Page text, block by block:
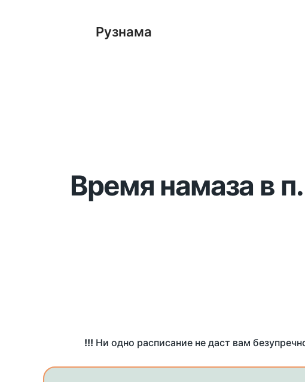
Рузнама
Время намаза в
!!! Ни одно расписание не даст вам